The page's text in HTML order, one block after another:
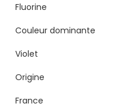
Fluorine
Couleur dominante
Violet
Origine
France